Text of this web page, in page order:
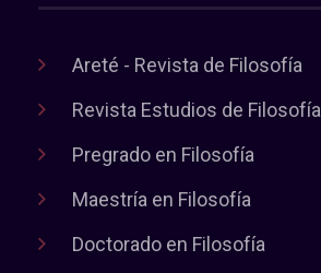
Areté - Revista de Filosofía
Revista Estudios de Filosofía
Pregrado en Filosofía
Maestría en Filosofía
Doctorado en Filosofía